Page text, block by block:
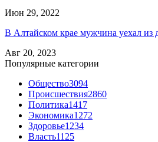
Июн 29, 2022
В Алтайском крае мужчина уехал
Авг 20, 2023
Популярные категории
Общество3094
Происшествия2860
Политика1417
Экономика1272
Здоровье1234
Власть1125